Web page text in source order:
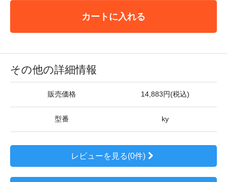
カートに入れる
その他の詳細情報
販売価格 14,883円(税込)
型番 ky
レビューを見る(0件)